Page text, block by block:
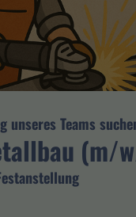
unseres Teams
(m/
Einstellungen. Unter
zufällig generierte ID, für
historische Speicherung
vorgenommen
Webseiten-Betreiber
hat.